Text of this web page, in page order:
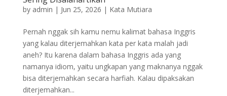
by admin | Jun 25, 2026 | Kata Mutiara
Pernah nggak sih kamu nemu kalimat bahasa Inggris
yang kalau diterjemahkan kata per kata malah jadi
aneh? Itu karena dalam bahasa Inggris ada yang
namanya idiom, yaitu ungkapan yang maknanya nggak
bisa diterjemahkan secara harfiah. Kalau dipaksakan
diterjemahkan...